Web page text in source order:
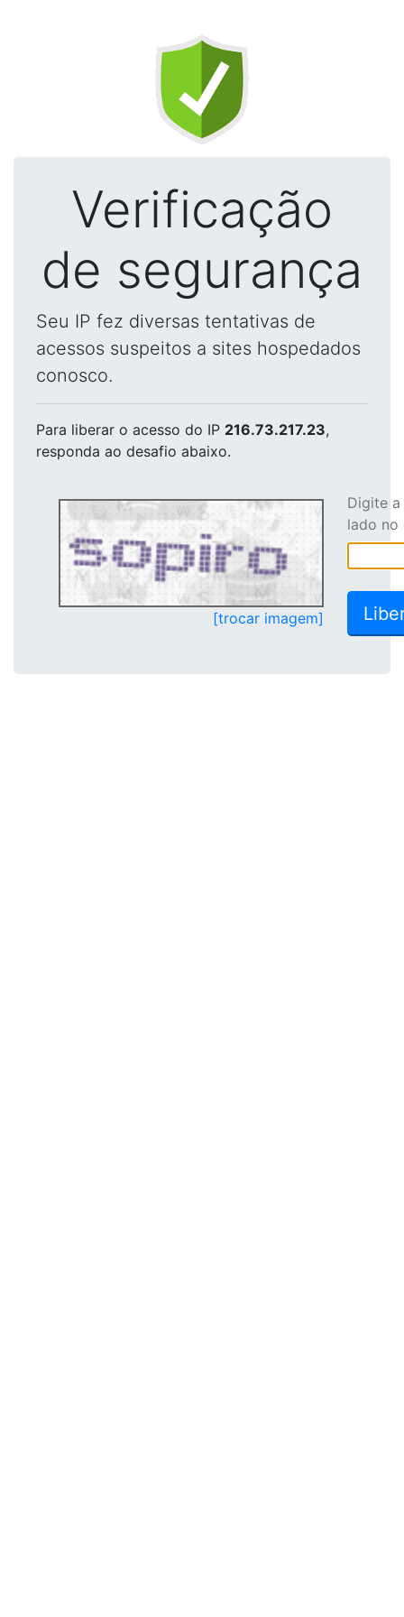
Verificação
de segurança
Seu IP fez diversas tentativas de
acessos suspeitos a sites hospedados
conosco.
Para liberar o acesso do IP 216.73.217.23,
responda ao desafio abaixo.
[trocar imagem]
Digite
lado no